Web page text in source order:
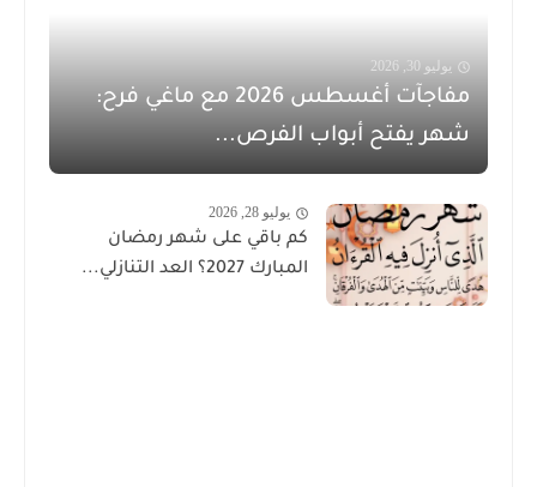
يوليو 30, 2026
مفاجآت أغسطس 2026 مع ماغي فرح:
شهر يفتح أبواب الفرص...
يوليو 28, 2026
كم باقي على شهر رمضان
المبارك 2027؟ العد التنازلي...